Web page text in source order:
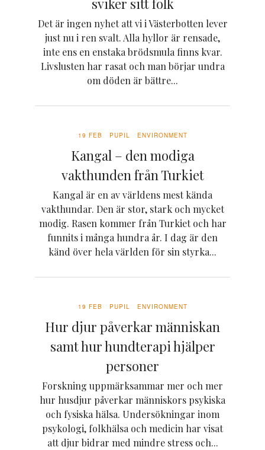
sviker sitt folk
Det är ingen nyhet att vi i Västerbotten lever
just nu i ren svalt. Alla hyllor är rensade,
inte ens en enstaka brödsmula finns kvar.
Livslusten har rasat och man börjar undra
om döden är bättre...
19 FEB PUPIL ENVIRONMENT
Kangal – den modiga
vakthunden från Turkiet
Kangal är en av världens mest kända
vakthundar. Den är stor, stark och mycket
modig. Rasen kommer från Turkiet och har
funnits i många hundra år. I dag är den
känd över hela världen för sin styrka...
19 FEB PUPIL ENVIRONMENT
Hur djur påverkar människan
samt hur hundterapi hjälper
personer
Forskning uppmärksammar mer och mer
hur husdjur påverkar människors psykiska
och fysiska hälsa. Undersökningar inom
psykologi, folkhälsa och medicin har visat
att djur bidrar med mindre stress och...